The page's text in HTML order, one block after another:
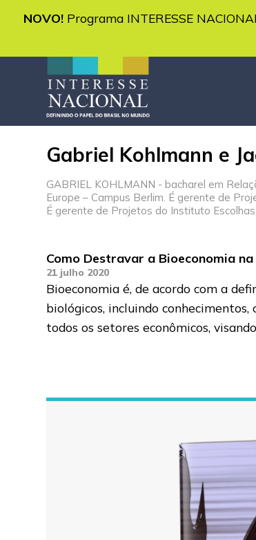
NOVO! Programa INTERESSE
Gabriel Kohlmann e
GABRIEL KOHLMANN - bacharel em
Europe – Campus Berlim. É gerente de
É gerente de Projetos do Instituto Escolhas
Como Destravar a Bioeconomia
21 julho 2020
Bioeconomia é, de acordo com a
biológicos, incluindo
todos os setores econômicos,